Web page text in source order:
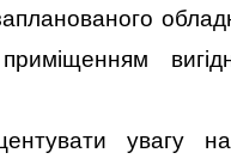
увагу на